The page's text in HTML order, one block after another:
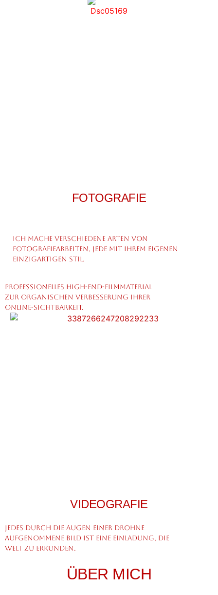
FOTOGRAFIE
Ich mache verschiedene Arten von
Fotografiearbeiten, jede mit ihrem eigenen
einzigartigen Stil.
Professionelles High-End-Filmmaterial
zur organischen Verbesserung Ihrer
Online-Sichtbarkeit.
VIDEOGRAFIE
Jedes durch die Augen einer Drohne
aufgenommene Bild ist eine Einladung, die
Welt zu erkunden.
ÜBER MICH